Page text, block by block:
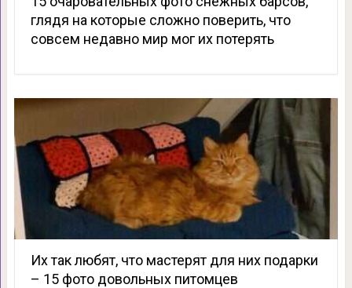
глядя на которые сложно поверить, что
совсем недавно мир мог их потерять
Их так любят, что мастерят для них подарки
– 15 фото довольных питомцев